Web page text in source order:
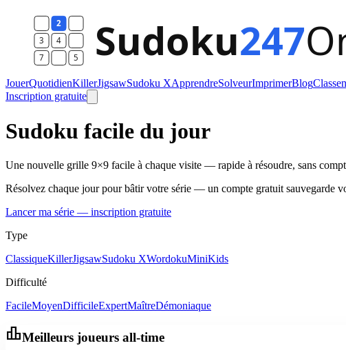
JouerQuotidienKillerJigsawSudoku XApprendreSolveurImprimerBlog
Inscription gratuite
Sudoku facile du jour
Une nouvelle grille 9×9 facile à chaque visite — rapide à résoudre, sans
Résolvez chaque jour pour bâtir votre série — un compte gratuit sauvegarde
Lancer ma série — inscription gratuite
Type
ClassiqueKillerJigsawSudoku XWordokuMiniKids
Difficulté
FacileMoyenDifficileExpertMaîtreDémoniaque
leaderboardMeilleurs joueurs all-time